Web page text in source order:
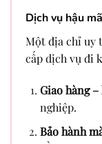
Dịch vụ hậu
Một địa chỉ uy
cấp dịch vụ đi
Giao hàng
nghiệp.
Bảo hành